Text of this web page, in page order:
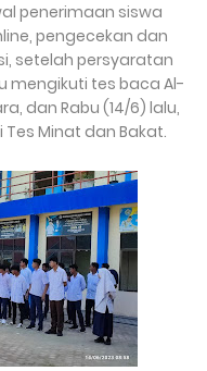
penerimaan siswa
pengecekan dan
setelah persyaratan
mengikuti tes baca Al-
dan Rabu (14/6) lalu,
Minat dan Bakat.